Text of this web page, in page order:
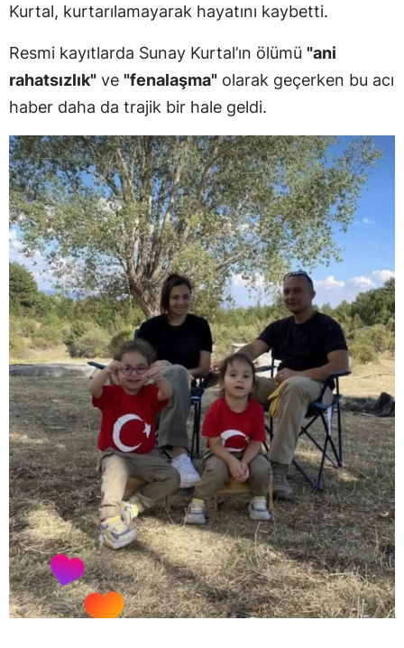
Kurtal, kurtarılamayarak hayatını kaybetti.
Resmi kayıtlarda Sunay Kurtal’ın ölümü "ani
rahatsızlık" ve "fenalaşma" olarak geçerken bu acı
haber daha da trajik bir hale geldi.